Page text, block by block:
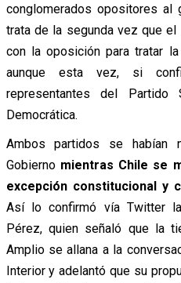
conglomerados opositores al
trata de la segunda vez que
con la oposición para tratar
aunque esta vez, si
representantes del Partido
Democrática.
Ambos partidos se habían
Gobierno mientras Chile se
excepción constitucional y
Así lo confirmó vía Twitter
Pérez, quien señaló que la
Amplio se allana a la
Interior y adelantó que su